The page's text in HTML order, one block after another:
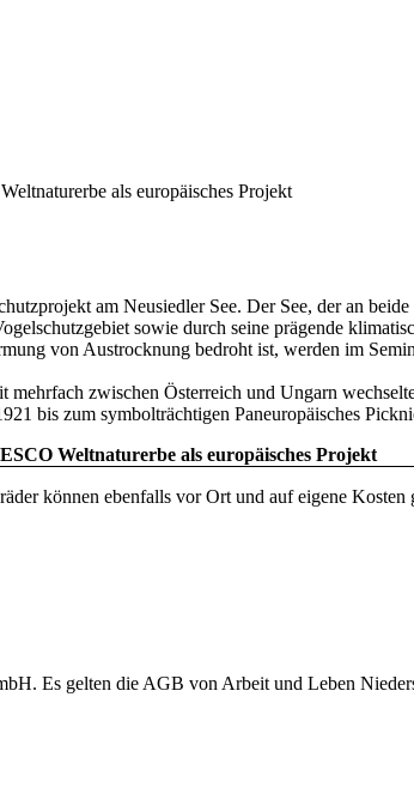
als europäisches Projekt
am Neusiedler See. Der See, der an
sowie durch seine prägende
von Austrocknung bedroht ist, werden im
zwischen Österreich und Ungarn
bis zum symbolträchtigen Paneuropäisches
Weltnaturerbe als europäisches Projekt
können ebenfalls vor Ort und auf eigene
Es gelten die AGB von Arbeit und Leben